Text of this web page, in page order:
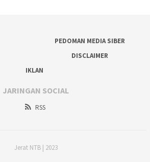
PEDOMAN MEDIA SIBER
DISCLAIMER
IKLAN
JARINGAN SOCIAL
RSS
Jerat NTB | 2023